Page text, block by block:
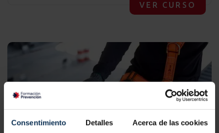
Consentimiento Detalles Acerca de las cookies
VER CURSO